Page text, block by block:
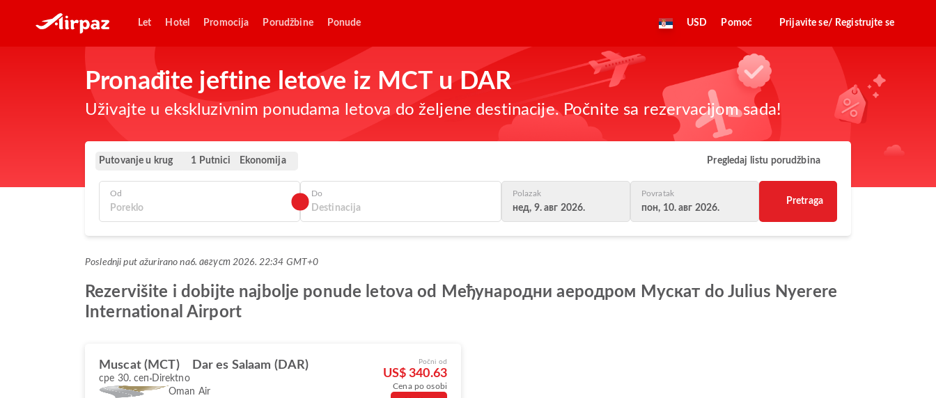
Let Hotel Promocija Porudžbine Ponude USD Pomoć Prijavite se/ Registrujte se
Pronađite jeftine letove iz MCT u DAR
Uživajte u ekskluzivnim ponudama letova do željene destinacije. Počnite sa rezervacijom sada!
Putovanje u krug 1 Putnici Ekonomija Pregledaj listu porudžbina
Od Do Polazak
нед, 9. авг 2026.
Povratak
пон, 10. авг 2026.
Pretraga
Poslednji put ažurirano na6. август 2026. 22:34 GMT+0
Rezervišite i dobijte najbolje ponude letova od Међународни аеродром Мускат do Julius Nyerere
International Airport
Muscat (MCT) Dar es Salaam (DAR)
сре 30. сеп Direktno
Oman Air
Počni od
US$ 340.63
Cena po osobi